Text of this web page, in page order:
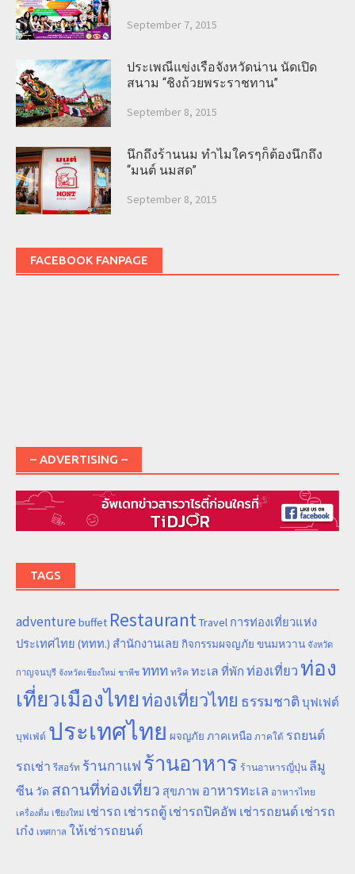
September 7, 2015
ประเพณีแข่งเรือจังหวัดน่าน นัดเปิด
สนาม “ชิงถ้วยพระราชทาน”
September 8, 2015
นึกถึงร้านนม ทำไมใครๆก็ต้องนึกถึง
“มนต์ นมสด”
September 8, 2015
FACEBOOK FANPAGE
– ADVERTISING –
TAGS
adventure buffet RestaurantTravel การท่องเที่ยวแห่ง
ประเทศไทย (ททท.) สำนักงานเลย กิจกรรมผจญภัย ขนมหวาน จังหวัด
กาญจนบุรี จังหวัดเชียงใหม่ ชาพีช ททท ทริค ทะเล ที่พัก ท่องเที่ยวท่อง
เที่ยวเมืองไทยท่องเที่ยวไทย ธรรมชาติ บุฟเฟต์
บุฟเฟ่ต์ ประเทศไทย ผจญภัย ภาคเหนือ ภาคใต้ รถยนต์
รถเช่า รีสอร์ท ร้านกาแฟ ร้านอาหาร ร้านอาหารญี่ปุ่น ลีมู
ซีน วัด สถานที่ท่องเที่ยว สุขภาพ อาหารทะเล อาหารไทย
เครื่องดื่ม เชียงใหม่ เช่ารถ เช่ารถตู้ เช่ารถปิคอัพ เช่ารถยนต์ เช่ารถ
เก๋ง เทศกาล ให้เช่ารถยนต์